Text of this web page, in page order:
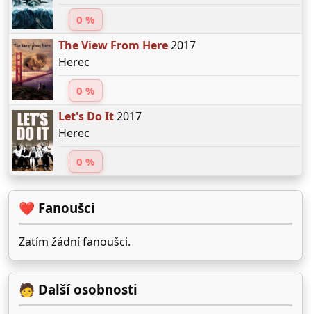
0 %
The View From Here2017
Herec
0 %
Let's Do It2017
Herec
0 %
❤️ Fanoušci
Zatím žádní fanoušci.
🧑 Další osobnosti